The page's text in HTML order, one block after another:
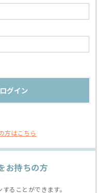
方はこちら
お持ちの方
ることができます。